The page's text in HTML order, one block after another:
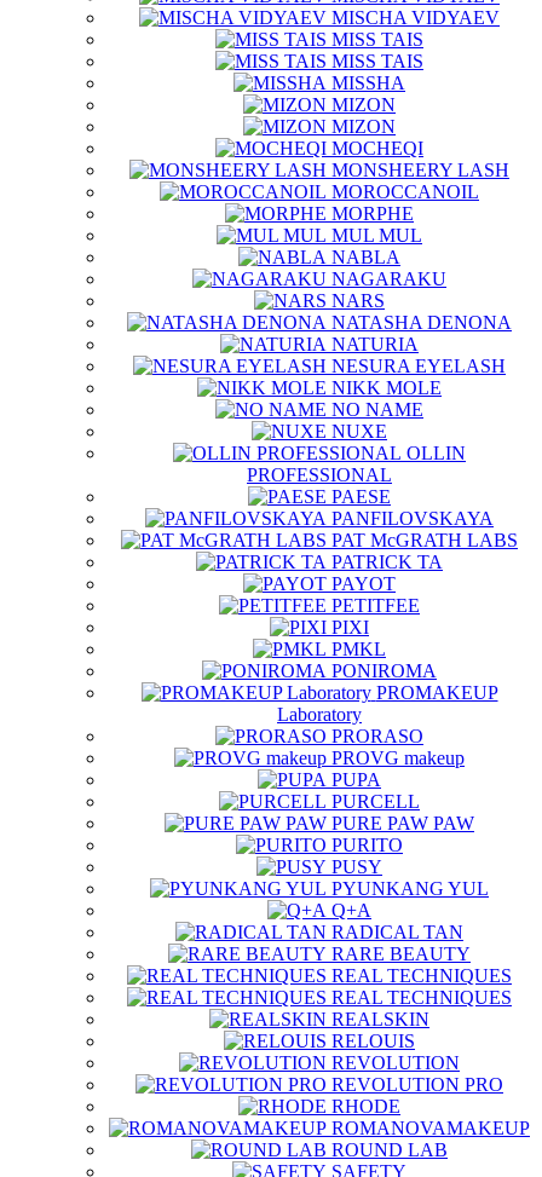
MISCHA VIDYAEV
MISS TAIS
MISS TAIS
MISSHA
MIZON
MIZON
MOCHEQI
MONSHEERY LASH
MOROCCANOIL
MORPHE
MUL MUL
NABLA
NAGARAKU
NARS
NATASHA DENONA
NATURIA
NESURA EYELASH
NIKK MOLE
NO NAME
NUXE
OLLIN
PROFESSIONAL
PAESE
PANFILOVSKAYA
PAT McGRATH LABS
PATRICK TA
PAYOT
PETITFEE
PIXI
PMKL
PONIROMA
PROMAKEUP
Laboratory
PRORASO
PROVG makeup
PUPA
PURCELL
PURE PAW PAW
PURITO
PUSY
PYUNKANG YUL
Q+A
RADICAL TAN
RARE BEAUTY
REAL TECHNIQUES
REAL TECHNIQUES
REALSKIN
RELOUIS
REVOLUTION
REVOLUTION PRO
RHODE
ROMANOVAMAKEUP
ROUND LAB
SAFETY